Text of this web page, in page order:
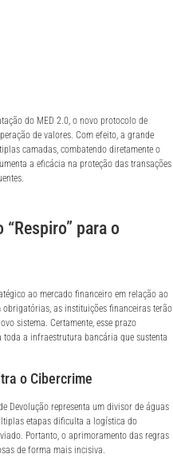
do MED 2.0, o novo protocolo de
de valores. Com efeito, a grande
camadas, combatendo diretamente o
a eficácia na proteção das transações
para o
ao mercado financeiro em relação ao
as instituições financeiras terão
sistema. Certamente, esse prazo
a infraestrutura bancária que sustenta
o Cibercrime
Devolução representa um divisor de águas
etapas dificulta a logística do
Portanto, o aprimoramento das regras
de forma mais incisiva.